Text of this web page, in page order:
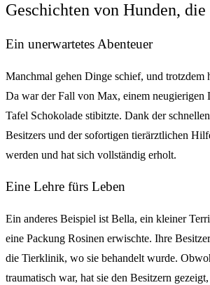
Geschichten von Hunden,
Ein unerwartetes Abenteuer
Manchmal gehen Dinge schief, und trotzdem
Da war der Fall von Max, einem neugierigen
Tafel Schokolade stibitzte. Dank der
Besitzers und der sofortigen tierärztlichen
werden und hat sich vollständig erholt.
Eine Lehre fürs Leben
Ein anderes Beispiel ist Bella, ein kleiner
eine Packung Rosinen erwischte. Ihre
die Tierklinik, wo sie behandelt wurde.
traumatisch war, hat sie den Besitzern